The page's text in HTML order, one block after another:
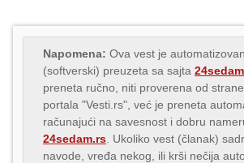
Napomena: Ova vest je
(softverski) preuzeta sa sajta
preneta ručno, niti proverena od
portala "Vesti.rs", već je preneta
računajući na savesnost i dobru
24sedam.rs . Ukoliko vest (članak)
navode, vređa nekog, ili krši nečija